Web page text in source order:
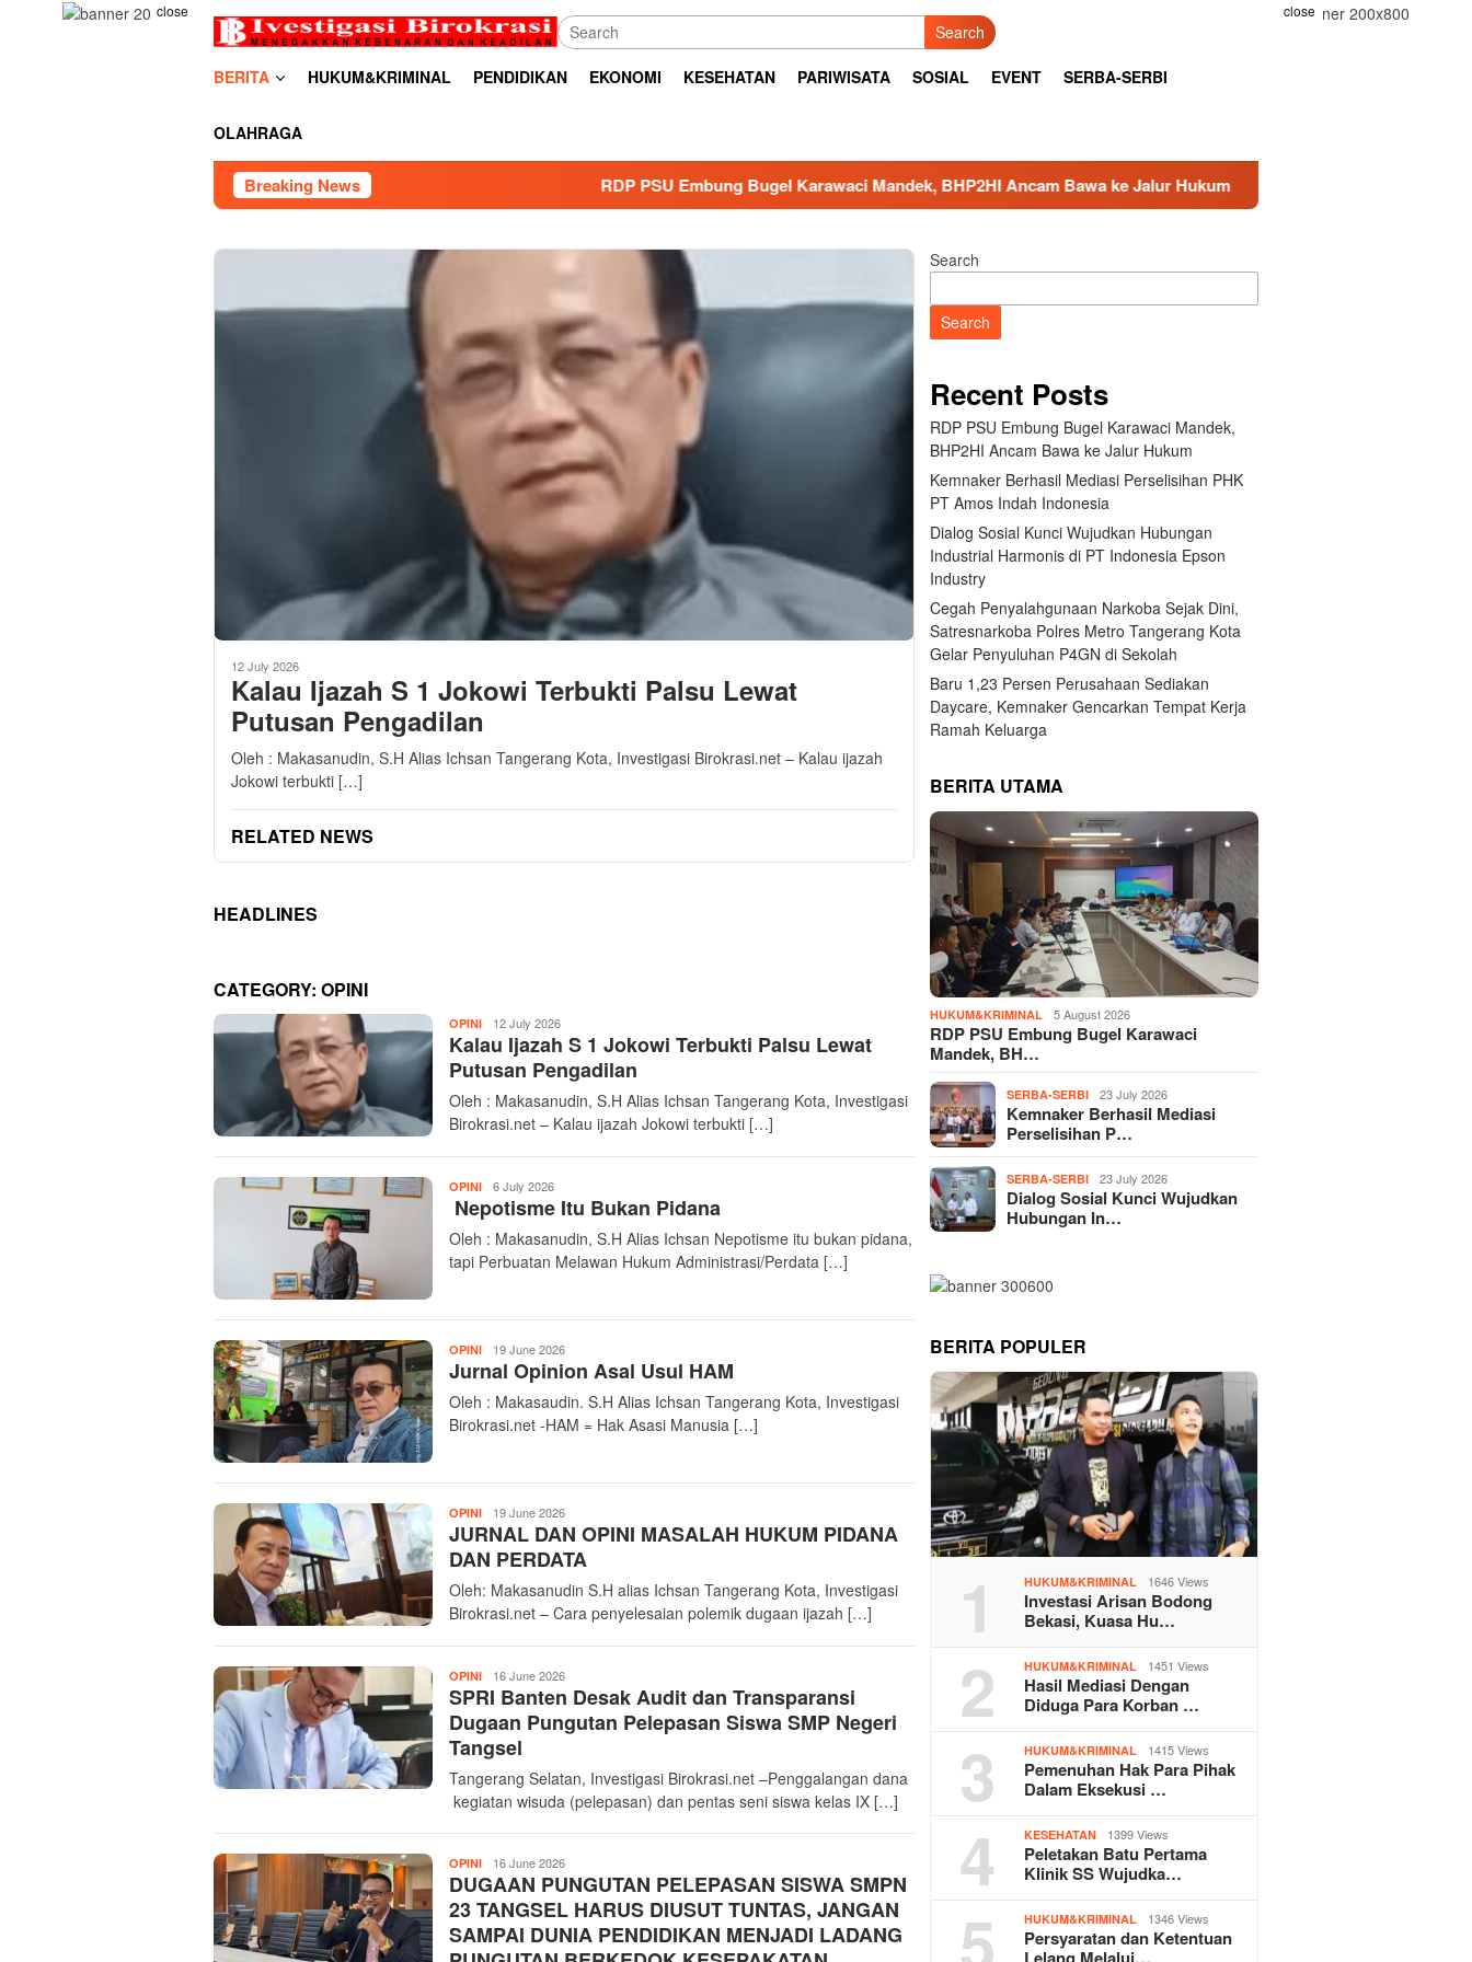
close close
Search
BERITA HUKUM&KRIMINAL PENDIDIKAN EKONOMI KESEHATAN PARIWISATA SOSIAL EVENT SERBA-SERBI
OLAHRAGA
Breaking News RDP PSU Embung Bugel Karawaci Mandek, BHP2HI Ancam Bawa ke Jalur Hukum Kemnaker Berhasil Mediasi
12 July 2026
Kalau Ijazah S 1 Jokowi Terbukti Palsu Lewat
Putusan Pengadilan
Oleh : Makasanudin, S.H Alias Ichsan Tangerang Kota, Investigasi Birokrasi.net – Kalau ijazah
Jokowi terbukti […]
RELATED NEWS
HEADLINES
CATEGORY: OPINI
OPINI InvestigasiBirokrasi
12 July 2026
Kalau Ijazah S 1 Jokowi Terbukti Palsu Lewat
Putusan Pengadilan
Oleh : Makasanudin, S.H Alias Ichsan Tangerang Kota, Investigasi
Birokrasi.net – Kalau ijazah Jokowi terbukti […]
OPINI InvestigasiBirokrasi
6 July 2026
Nepotisme Itu Bukan Pidana
Oleh : Makasanudin, S.H Alias Ichsan Nepotisme itu bukan pidana,
tapi Perbuatan Melawan Hukum Administrasi/Perdata […]
OPINI InvestigasiBirokrasi
19 June 2026
Jurnal Opinion Asal Usul HAM
Oleh : Makasaudin. S.H Alias Ichsan Tangerang Kota, Investigasi
Birokrasi.net -HAM = Hak Asasi Manusia […]
OPINI InvestigasiBirokrasi
19 June 2026
JURNAL DAN OPINI MASALAH HUKUM PIDANA
DAN PERDATA
Oleh: Makasanudin S.H alias Ichsan Tangerang Kota, Investigasi
Birokrasi.net – Cara penyelesaian polemik dugaan ijazah […]
OPINI InvestigasiBirokrasi
16 June 2026
SPRI Banten Desak Audit dan Transparansi
Dugaan Pungutan Pelepasan Siswa SMP Negeri
Tangsel
Tangerang Selatan, Investigasi Birokrasi.net –Penggalangan dana
kegiatan wisuda (pelepasan) dan pentas seni siswa kelas IX […]
OPINI InvestigasiBirokrasi
16 June 2026
DUGAAN PUNGUTAN PELEPASAN SISWA SMPN
23 TANGSEL HARUS DIUSUT TUNTAS, JANGAN
SAMPAI DUNIA PENDIDIKAN MENJADI LADANG
Search
Search
Recent Posts
RDP PSU Embung Bugel Karawaci Mandek,
BHP2HI Ancam Bawa ke Jalur Hukum
Kemnaker Berhasil Mediasi Perselisihan PHK
PT Amos Indah Indonesia
Dialog Sosial Kunci Wujudkan Hubungan
Industrial Harmonis di PT Indonesia Epson
Industry
Cegah Penyalahgunaan Narkoba Sejak Dini,
Satresnarkoba Polres Metro Tangerang Kota
Gelar Penyuluhan P4GN di Sekolah
Baru 1,23 Persen Perusahaan Sediakan
Daycare, Kemnaker Gencarkan Tempat Kerja
Ramah Keluarga
BERITA UTAMA
HUKUM&KRIMINAL 5 August 2026
RDP PSU Embung Bugel Karawaci
Mandek, BH…
SERBA-SERBI 23 July 2026
Kemnaker Berhasil Mediasi
Perselisihan P…
SERBA-SERBI 23 July 2026
Dialog Sosial Kunci Wujudkan
Hubungan In…
BERITA POPULER
1 HUKUM&KRIMINAL 1646 Views
Investasi Arisan Bodong
Bekasi, Kuasa Hu…
2 HUKUM&KRIMINAL 1451 Views
Hasil Mediasi Dengan
Diduga Para Korban …
3 HUKUM&KRIMINAL 1415 Views
Pemenuhan Hak Para Pihak
Dalam Eksekusi …
4 KESEHATAN 1399 Views
Peletakan Batu Pertama
Klinik SS Wujudka…
5 HUKUM&KRIMINAL 1346 Views
Persyaratan dan Ketentuan